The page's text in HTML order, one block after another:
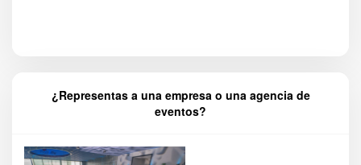
¿Representas a una empresa o una agencia de
eventos?